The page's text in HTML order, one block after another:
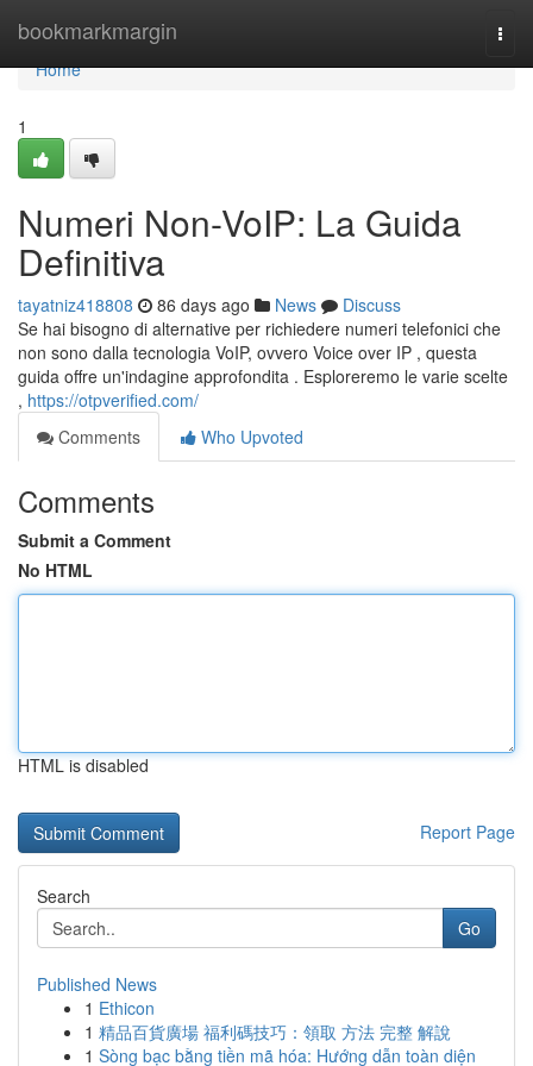
bookmarkmargin
Home
Home
1
Numeri Non-VoIP: La Guida
Definitiva
tayatniz418808 86 days ago News
Discuss
Se hai bisogno di alternative per richiedere numeri telefonici che
non sono dalla tecnologia VoIP, ovvero Voice over IP , questa
guida offre un'indagine approfondita . Esploreremo le varie scelte
, https://otpverified.com/
Comments
Who Upvoted
Comments
Submit a Comment
No HTML
HTML is disabled
Report Page
Search
Go
Published News
1 Ethicon
1 精品百貨廣場 福利碼技巧：領取 方法 完整 解說
1 Sòng bạc bằng tiền mã hóa: Hướng dẫn toàn diện